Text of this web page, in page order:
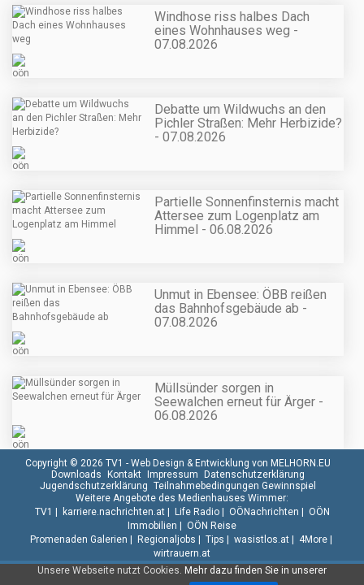
Windhose riss halbes Dach
eines Wohnhauses weg -
07.08.2026
Debatte um Wildwuchs an den
Pichler Straßen: Mehr Herbizide?
- 07.08.2026
Partielle Sonnenfinsternis macht
Attersee zum Logenplatz am
Himmel - 06.08.2026
Unmut in Ebensee: ÖBB reißen
das Bahnhofsgebäude ab -
07.08.2026
Müllsünder sorgen in
Seewalchen erneut für Ärger -
06.08.2026
Unsere Webseite nutzt Cookies. Mehr dazu finden Sie in unserer
Copyright © 2026 TV1 - Web Design & Entwicklung von MELHORN.EU
Downloads Kontakt Impressum Datenschutzerklärung
Jugendschutzerklärung Teilnahmebedingungen Gewinnspiel
Weitere Angebote des Medienhauses Wimmer:
TV1 | karriere.nachrichten.at| Life Radio| OÖNachrichten | OÖN
Immobilien | OÖN Reise
Promenaden Galerien | Regionaljobs | Tips | wasistlos.at| 4More|
wirtrauern.at